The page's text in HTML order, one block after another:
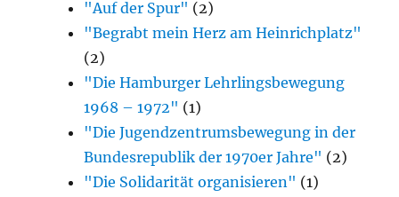
"Auf der Spur" (2)
"Begrabt mein Herz am Heinrichplatz"
(2)
"Die Hamburger Lehrlingsbewegung
1968 – 1972" (1)
"Die Jugendzentrumsbewegung in der
Bundesrepublik der 1970er Jahre" (2)
"Die Solidarität organisieren" (1)